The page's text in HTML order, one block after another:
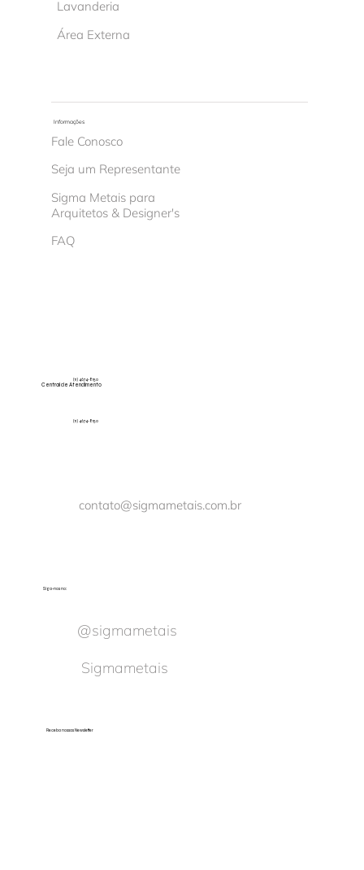
Lavanderia
Área Externa
Informações
Fale Conosco
Seja um Representante
Sigma Metais para
Arquitetos & Designer's
FAQ
Central de Atendimento
(11) 4674-8150
(11) 4674-8150
contato@sigmametais.com.br
Siga-nos no:
@sigmametais
Sigmametais
Receba nossas Newsletter